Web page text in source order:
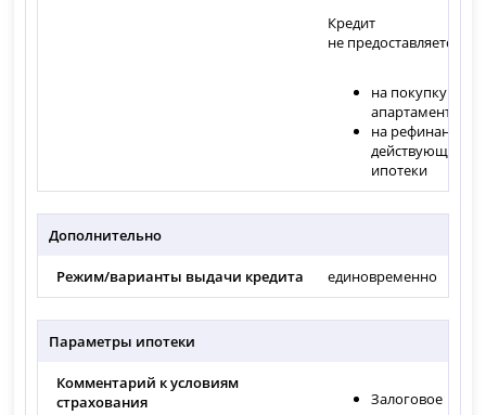
Кредит
не предоставляется:
на покупку
апартаментов
на
действующей
ипотеки
Дополнительно
Режим/варианты выдачи кредита единовременно
Параметры ипотеки
Комментарий к условиям
страхования
Залоговое